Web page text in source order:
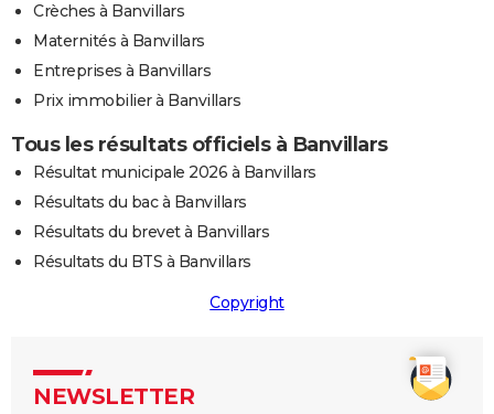
Crèches à Banvillars
Maternités à Banvillars
Entreprises à Banvillars
Prix immobilier à Banvillars
Tous les résultats officiels à Banvillars
Résultat municipale 2026 à Banvillars
Résultats du bac à Banvillars
Résultats du brevet à Banvillars
Résultats du BTS à Banvillars
Copyright
NEWSLETTER